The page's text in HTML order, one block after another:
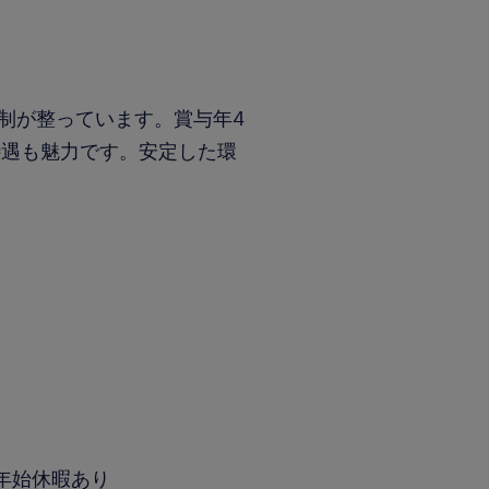
が整っています。賞与年4
も魅力です。安定した環
始休暇あり